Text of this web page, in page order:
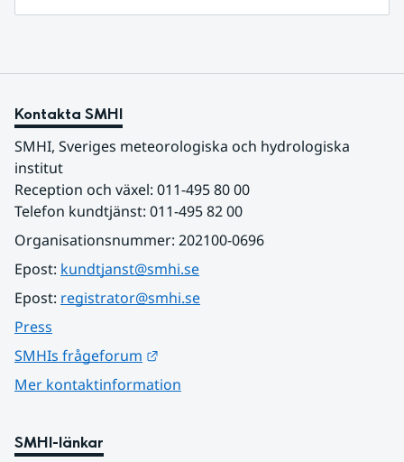
Kontakta SMHI
SMHI, Sveriges meteorologiska och hydrologiska
institut
Reception och växel: 011-495 80 00
Telefon kundtjänst: 011-495 82 00
Organisationsnummer: 202100-0696
Epost: kundtjanst@smhi.se
Epost: registrator@smhi.se
Press
SMHIs frågeforum
Mer kontaktinformation
SMHI-länkar